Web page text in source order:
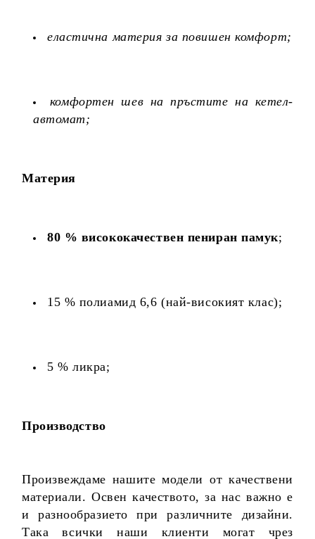
еластична материя за повишен комфорт;
комфортен шев на пръстите на кетел-
автомат;
Материя
80 % висококачествен пениран памук;
15 % полиамид 6,6 (най-високият клас);
5 % ликра;
Производство
Произвеждаме нашите модели от качествени
материали. Освен качеството, за нас важно е
и разнообразието при различните дизайни.
Така всички наши клиенти могат чрез